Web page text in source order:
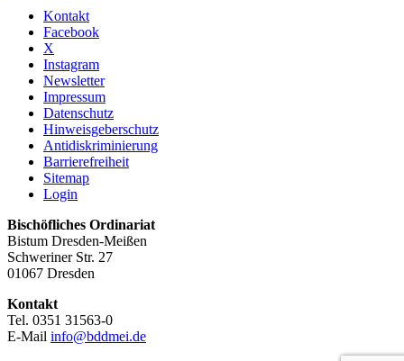
Kontakt
Facebook
X
Instagram
Newsletter
Impressum
Datenschutz
Hinweisgeberschutz
Antidiskriminierung
Barrierefreiheit
Sitemap
Login
Bischöfliches Ordinariat
Bistum Dresden-Meißen
Schweriner Str. 27
01067 Dresden
Kontakt
Tel. 0351 31563-0
E-Mail info@bddmei.de